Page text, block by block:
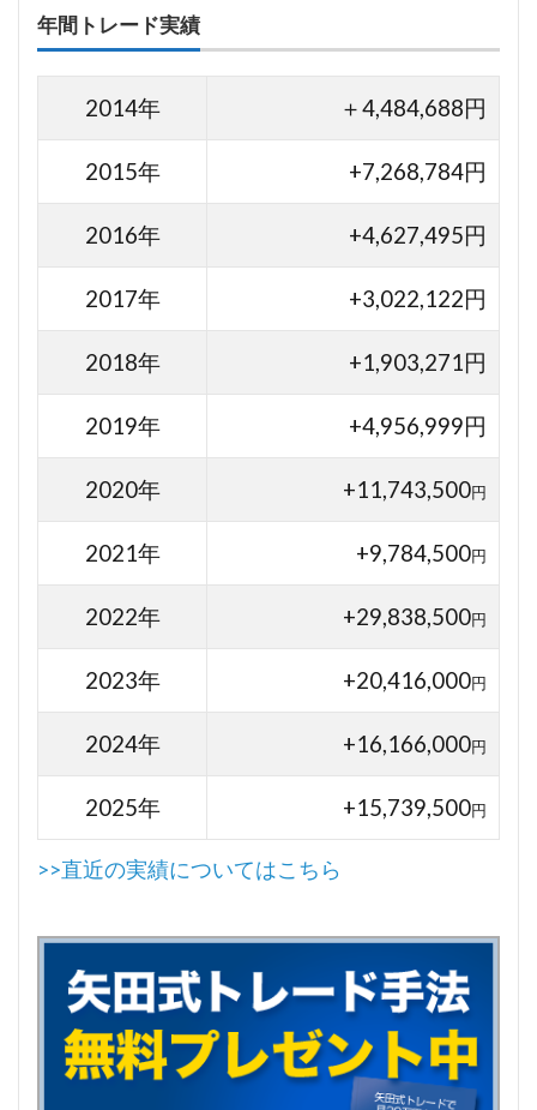
年間トレード実績
2014年 ＋4,484,688円
2015年 +7,268,784円
2016年 +4,627,495円
2017年 +3,022,122円
2018年 +1,903,271円
2019年 +4,956,999円
2020年 +11,743,500円
2021年 +9,784,500円
2022年 +29,838,500円
2023年 +20,416,000円
2024年 +16,166,000円
2025年 +15,739,500円
>>直近の実績についてはこちら